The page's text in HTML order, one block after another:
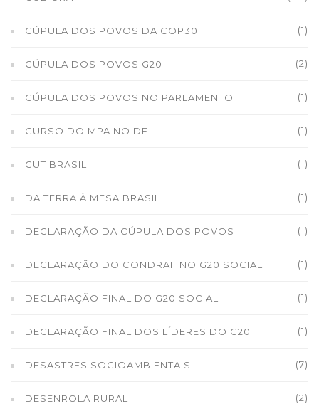
CÚPULA DOS POVOS DA COP30 (1)
CÚPULA DOS POVOS G20 (2)
CÚPULA DOS POVOS NO PARLAMENTO (1)
CURSO DO MPA NO DF (1)
CUT BRASIL (1)
DA TERRA À MESA BRASIL (1)
DECLARAÇÃO DA CÚPULA DOS POVOS (1)
DECLARAÇÃO DO CONDRAF NO G20 SOCIAL (1)
DECLARAÇÃO FINAL DO G20 SOCIAL (1)
DECLARAÇÃO FINAL DOS LÍDERES DO G20 (1)
DESASTRES SOCIOAMBIENTAIS (7)
DESENROLA RURAL (2)